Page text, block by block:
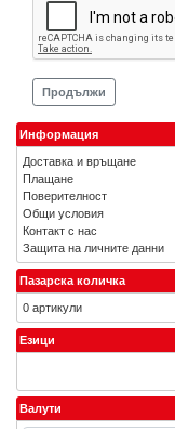
Продължи
Информация
Доставка и връщане
Плащане
Поверителност
Общи условия
Контакт с нас
Защита на личните данни
Пазарска количка
0 артикули
Езици
Валути